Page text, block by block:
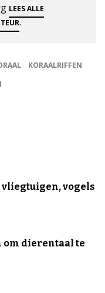
LEES ALLE
.
KORAALRIFFEN
vliegtuigen, vogels
om dierentaal te